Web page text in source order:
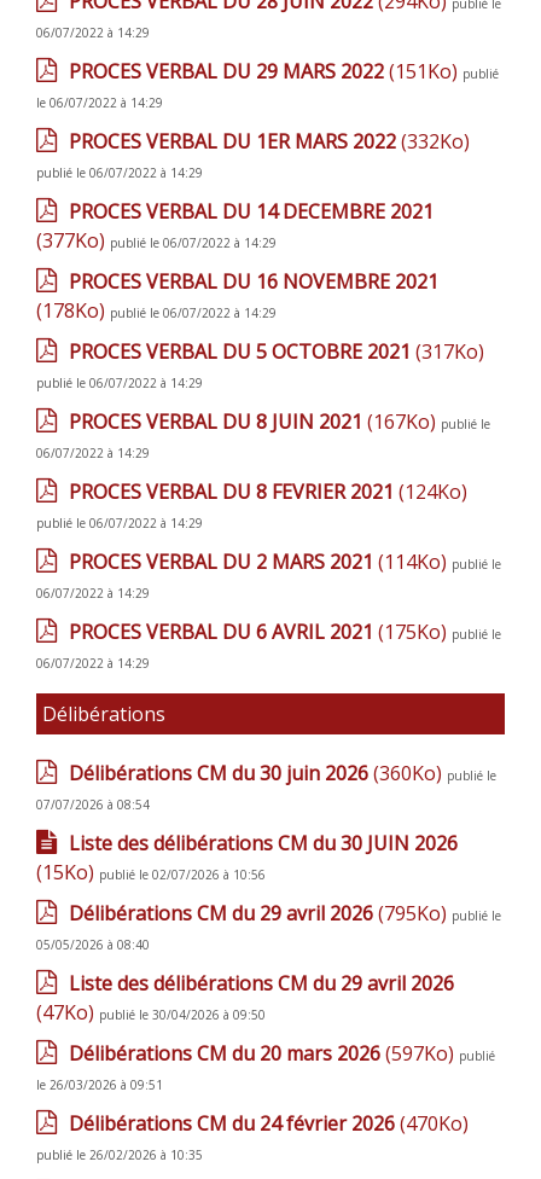
publié le
06/07/2022 à 14:29
PROCES VERBAL DU 29 MARS 2022(151Ko) publié
le 06/07/2022 à 14:29
PROCES VERBAL DU 1ER MARS 2022(332Ko)
publié le 06/07/2022 à 14:29
PROCES VERBAL DU 14 DECEMBRE 2021
(377Ko) publié le 06/07/2022 à 14:29
PROCES VERBAL DU 16 NOVEMBRE 2021
(178Ko) publié le 06/07/2022 à 14:29
PROCES VERBAL DU 5 OCTOBRE 2021 (317Ko)
publié le 06/07/2022 à 14:29
PROCES VERBAL DU 8 JUIN 2021 (167Ko) publié le
06/07/2022 à 14:29
PROCES VERBAL DU 8 FEVRIER 2021 (124Ko)
publié le 06/07/2022 à 14:29
PROCES VERBAL DU 2 MARS 2021 (114Ko) publié le
06/07/2022 à 14:29
PROCES VERBAL DU 6 AVRIL 2021 (175Ko) publié le
06/07/2022 à 14:29
Délibérations
Délibérations CM du 30 juin 2026(360Ko) publié le
07/07/2026 à 08:54
Liste des délibérations CM du 30 JUIN 2026
(15Ko) publié le 02/07/2026 à 10:56
Délibérations CM du 29 avril 2026(795Ko) publié le
05/05/2026 à 08:40
Liste des délibérations CM du 29 avril 2026
(47Ko) publié le 30/04/2026 à 09:50
Délibérations CM du 20 mars 2026(597Ko) publié
le 26/03/2026 à 09:51
Délibérations CM du 24 février 2026(470Ko)
publié le 26/02/2026 à 10:35